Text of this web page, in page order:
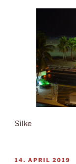
Silke
VERÖFFENTLICHT
14. APRIL 2019